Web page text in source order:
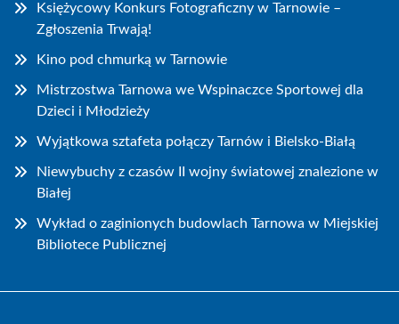
Księżycowy Konkurs Fotograficzny w Tarnowie –
Zgłoszenia Trwają!
Kino pod chmurką w Tarnowie
Mistrzostwa Tarnowa we Wspinaczce Sportowej dla
Dzieci i Młodzieży
Wyjątkowa sztafeta połączy Tarnów i Bielsko-Białą
Niewybuchy z czasów II wojny światowej znalezione w
Białej
Wykład o zaginionych budowlach Tarnowa w Miejskiej
Bibliotece Publicznej